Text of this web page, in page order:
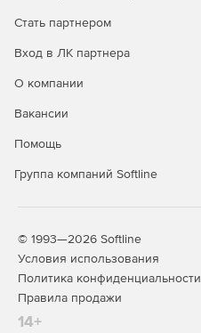
Стать партнером
Вход в ЛК партнера
О компании
Вакансии
Помощь
Группа компаний Softline
© 1993—2026 Softline
Условия использования
Политика конфиденциальности
Правила продажи
14+